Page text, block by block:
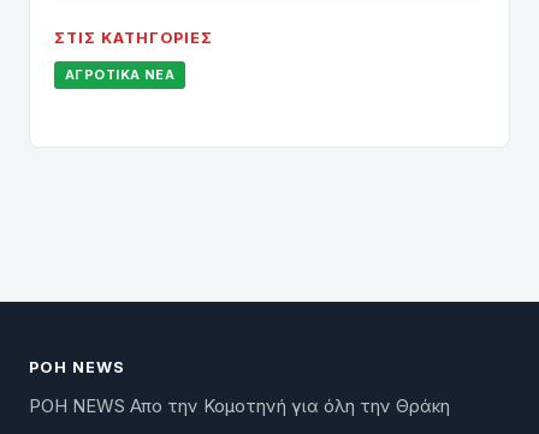
ΣΤΙΣ ΚΑΤΗΓΟΡΊΕΣ
ΑΓΡΟΤΙΚΆ ΝΈΑ
ΡΟΗ NEWS
ΡΟΗ NEWS Απο την Κομοτηνή για όλη την Θράκη